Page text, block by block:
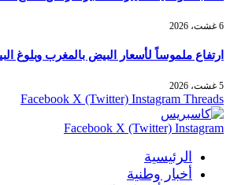
6 غشت، 2026
ارتفاع ملموساً لأسعار البيض بالمغرب وبلوغ البيضة درهم(1) كاملاً
5 غشت، 2026
Facebook X (Twitter) Instagram Threads
Facebook X (Twitter) Instagram
الرئيسية
أخبار وطنية